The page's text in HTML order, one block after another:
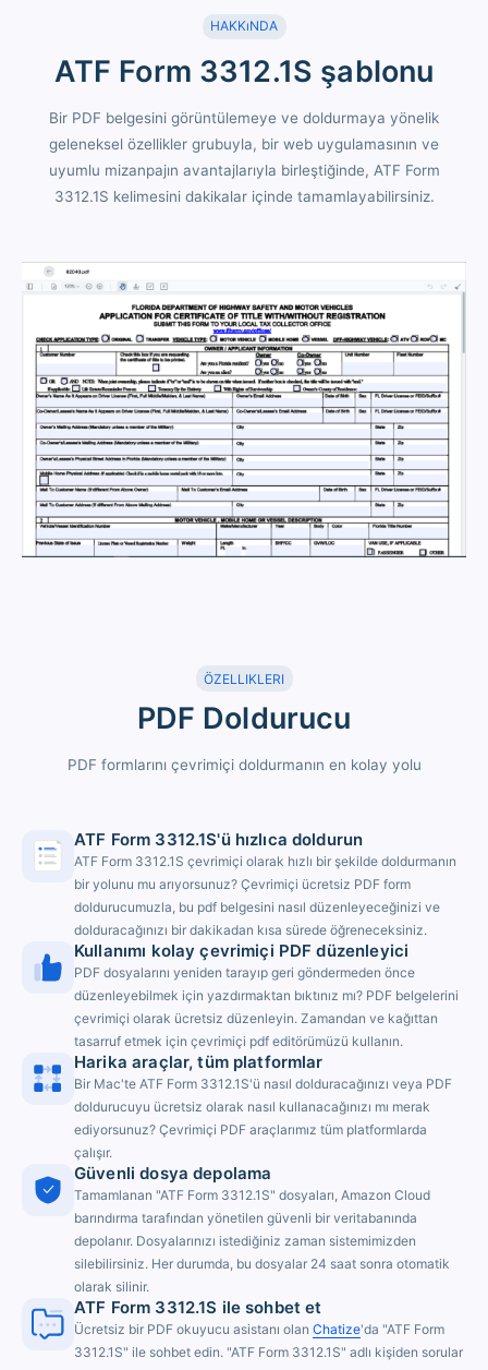
HAKKıNDA
ATF Form 3312.1S şablonu
Bir PDF belgesini görüntülemeye ve doldurmaya yönelik
geleneksel özellikler grubuyla, bir web uygulamasının ve
uyumlu mizanpajın avantajlarıyla birleştiğinde, ATF Form
3312.1S kelimesini dakikalar içinde tamamlayabilirsiniz.
ÖZELLIKLERI
PDF Doldurucu
PDF formlarını çevrimiçi doldurmanın en kolay yolu
ATF Form 3312.1S'ü hızlıca doldurun
ATF Form 3312.1S çevrimiçi olarak hızlı bir şekilde doldurmanın
bir yolunu mu arıyorsunuz? Çevrimiçi ücretsiz PDF form
doldurucumuzla, bu pdf belgesini nasıl düzenleyeceğinizi ve
dolduracağınızı bir dakikadan kısa sürede öğreneceksiniz.
Kullanımı kolay çevrimiçi PDF düzenleyici
PDF dosyalarını yeniden tarayıp geri göndermeden önce
düzenleyebilmek için yazdırmaktan bıktınız mı? PDF belgelerini
çevrimiçi olarak ücretsiz düzenleyin. Zamandan ve kağıttan
tasarruf etmek için çevrimiçi pdf editörümüzü kullanın.
Harika araçlar, tüm platformlar
Bir Mac'te ATF Form 3312.1S'ü nasıl dolduracağınızı veya PDF
doldurucuyu ücretsiz olarak nasıl kullanacağınızı mı merak
ediyorsunuz? Çevrimiçi PDF araçlarımız tüm platformlarda
çalışır.
Güvenli dosya depolama
Tamamlanan "ATF Form 3312.1S" dosyaları, Amazon Cloud
barındırma tarafından yönetilen güvenli bir veritabanında
depolanır. Dosyalarınızı istediğiniz zaman sistemimizden
silebilirsiniz. Her durumda, bu dosyalar 24 saat sonra otomatik
olarak silinir.
ATF Form 3312.1S ile sohbet et
Ücretsiz bir PDF okuyucu asistanı olan Chatize'da "ATF Form
3312.1S" ile sohbet edin. "ATF Form 3312.1S" adlı kişiden sorular